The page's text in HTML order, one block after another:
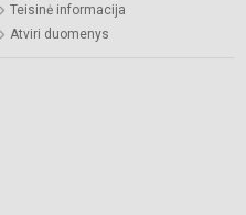
Teisinė informacija
Atviri duomenys